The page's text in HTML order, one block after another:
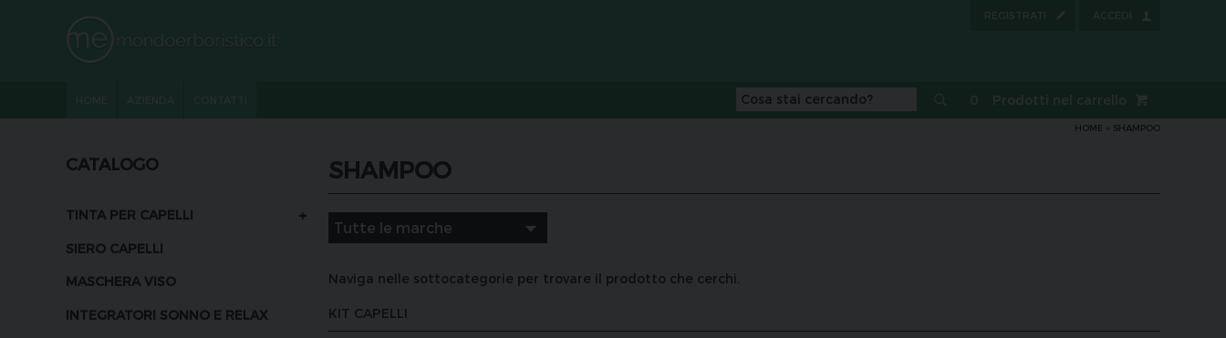
ACCEDI
REGISTRATI
0 Prodotti nel carrello
HOME » SHAMPOO
CATALOGO
TINTA PER CAPELLI +
SIERO CAPELLI
MASCHERA VISO
INTEGRATORI SONNO E RELAX
SHAMPOO
Naviga nelle sottocategorie per trovare il prodotto che cerchi.
KIT CAPELLI